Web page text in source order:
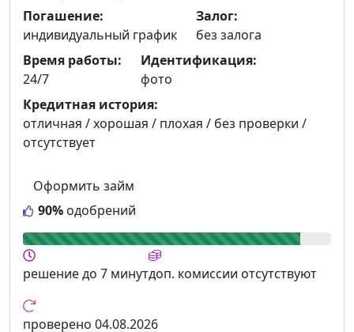
90% одобрений
Оформить займ
Погашение:
индивидуальный график
Залог:
без залога
Время работы:
24/7
Идентификация:
фото
Кредитная история:
отличная / хорошая / плохая / без проверки /
отсутствует
решениедо 7 минутдоп. комиссии отсутствуют
проверено 04.08.2026